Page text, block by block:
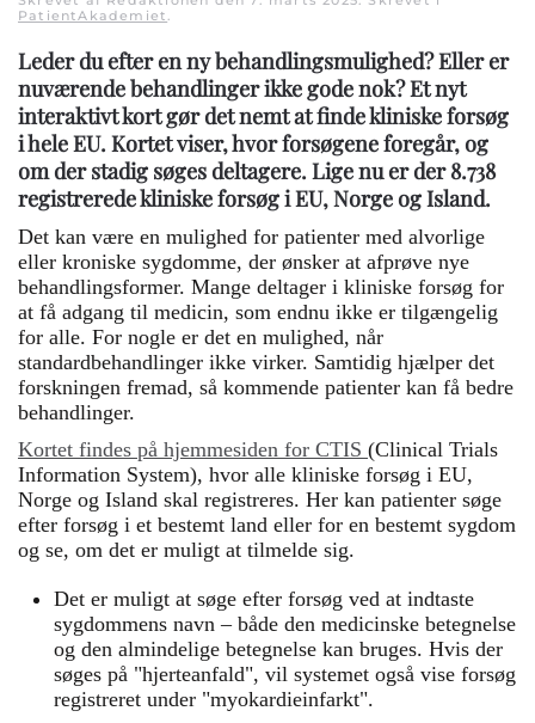
PatientAkademiet.
Leder du efter en ny behandlingsmulighed? Eller er
nuværende behandlinger ikke gode nok? Et nyt
interaktivt kort gør det nemt at finde kliniske forsøg
i hele EU. Kortet viser, hvor forsøgene foregår, og
om der stadig søges deltagere. Lige nu er der 8.738
registrerede kliniske forsøg i EU, Norge og Island.
Det kan være en mulighed for patienter med alvorlige
eller kroniske sygdomme, der ønsker at afprøve nye
behandlingsformer. Mange deltager i kliniske forsøg for
at få adgang til medicin, som endnu ikke er tilgængelig
for alle. For nogle er det en mulighed, når
standardbehandlinger ikke virker. Samtidig hjælper det
forskningen fremad, så kommende patienter kan få bedre
behandlinger.
Kortet findes på hjemmesiden for CTIS (Clinical Trials
Information System), hvor alle kliniske forsøg i EU,
Norge og Island skal registreres. Her kan patienter søge
efter forsøg i et bestemt land eller for en bestemt sygdom
og se, om det er muligt at tilmelde sig.
Det er muligt at søge efter forsøg ved at indtaste
sygdommens navn – både den medicinske betegnelse
og den almindelige betegnelse kan bruges. Hvis der
søges på "hjerteanfald", vil systemet også vise forsøg
registreret under "myokardieinfarkt".